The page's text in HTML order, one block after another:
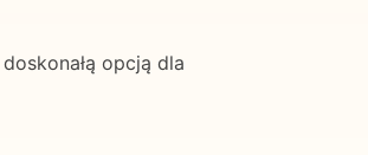
opcją dla